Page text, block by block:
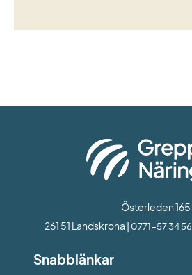
Österleden 165
261 51 Landskrona | 0771-57 34 56
Snabblänkar